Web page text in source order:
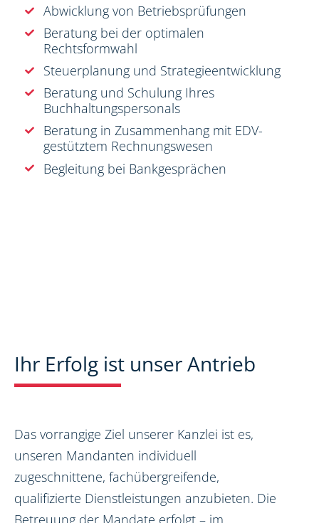
Abwicklung von Betriebsprüfungen
Beratung bei der optimalen
Rechtsformwahl
Steuerplanung und Strategieentwicklung
Beratung und Schulung Ihres
Buchhaltungspersonals
Beratung in Zusammenhang mit EDV-
gestütztem Rechnungswesen
Begleitung bei Bankgesprächen
Ihr Erfolg ist unser Antrieb
Das vorrangige Ziel unserer Kanzlei ist es,
unseren Mandanten individuell
zugeschnittene, fachübergreifende,
qualifizierte Dienstleistungen anzubieten. Die
Betreuung der Mandate erfolgt – im